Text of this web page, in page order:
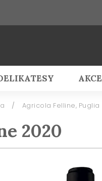
AKCE
/ Agricola Felline, Puglia
2020